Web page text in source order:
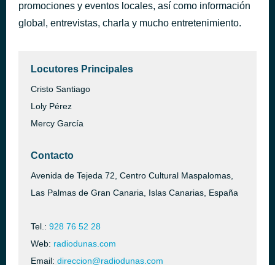
promociones y eventos locales, así como información
global, entrevistas, charla y mucho entretenimiento.
Locutores Principales
Cristo Santiago
Loly Pérez
Mercy García
Contacto
Avenida de Tejeda 72, Centro Cultural Maspalomas,
Las Palmas de Gran Canaria, Islas Canarias, España
Tel.: 928 76 52 28
Web: radiodunas.com
Email: direccion@radiodunas.com